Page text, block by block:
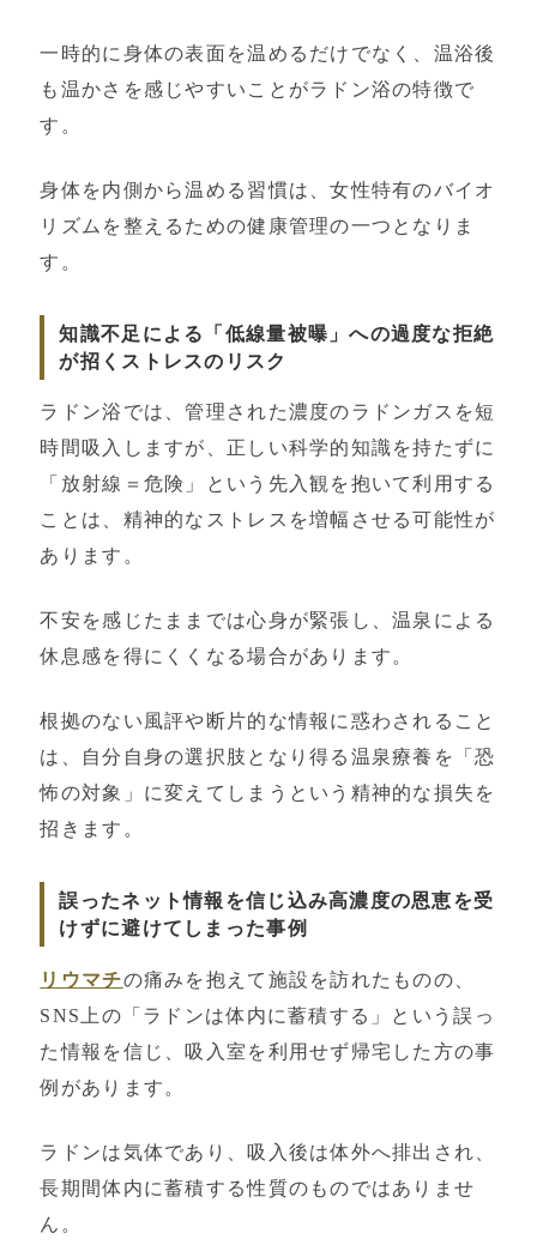
一時的に身体の表面を温めるだけでなく、温浴後
も温かさを感じやすいことがラドン浴の特徴で
す。
身体を内側から温める習慣は、女性特有のバイオ
リズムを整えるための健康管理の一つとなりま
す。
知識不足による「低線量被曝」への過度な拒絶
が招くストレスのリスク
ラドン浴では、管理された濃度のラドンガスを短
時間吸入しますが、正しい科学的知識を持たずに
「放射線＝危険」という先入観を抱いて利用する
ことは、精神的なストレスを増幅させる可能性が
あります。
不安を感じたままでは心身が緊張し、温泉による
休息感を得にくくなる場合があります。
根拠のない風評や断片的な情報に惑わされること
は、自分自身の選択肢となり得る温泉療養を「恐
怖の対象」に変えてしまうという精神的な損失を
招きます。
誤ったネット情報を信じ込み高濃度の恩恵を受
けずに避けてしまった事例
リウマチの痛みを抱えて施設を訪れたものの、
SNS上の「ラドンは体内に蓄積する」という誤っ
た情報を信じ、吸入室を利用せず帰宅した方の事
例があります。
ラドンは気体であり、吸入後は体外へ排出され、
長期間体内に蓄積する性質のものではありませ
ん。